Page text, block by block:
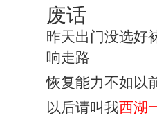
废话
昨天出门没选好
响走路
恢复能力不如以
以后请叫我西湖